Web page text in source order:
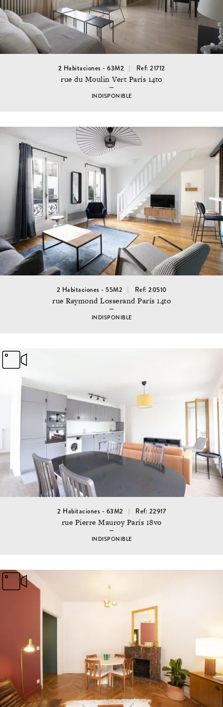
2 Habitaciones - 63M2 Ref: 21712
rue du Moulin Vert París 14to
INDISPONIBLE
2 Habitaciones - 55M2 Ref: 20510
rue Raymond Losserand París 14to
INDISPONIBLE
2 Habitaciones - 63M2 Ref: 22917
rue Pierre Mauroy París 18vo
INDISPONIBLE